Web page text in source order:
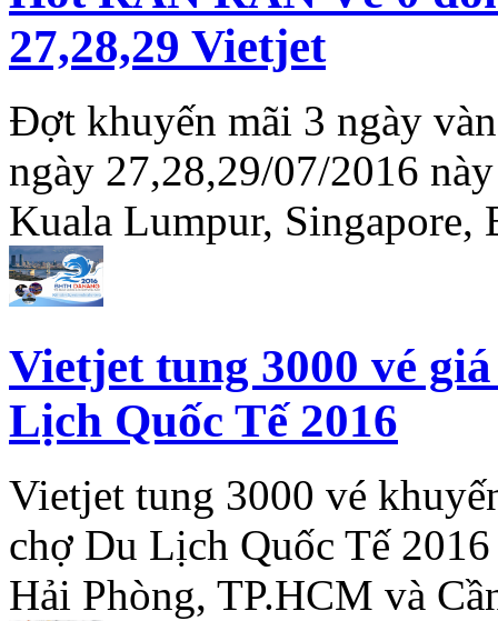
27,28,29 Vietjet
Đợt khuyến mãi 3 ngày
ngày 27,28,29/07/2016
Kuala Lumpur, Singapore,
Vietjet tung 3000 vé
Lịch Quốc Tế 2016
Vietjet tung 3000 vé
chợ Du Lịch Quốc Tế
Hải Phòng, TP.HCM và